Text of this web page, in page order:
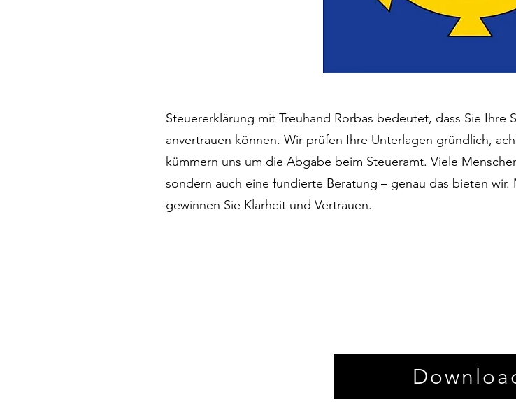
Steuererklärung mit Treuhand Rorbas bedeutet, dass Sie Ihre
anvertrauen können. Wir prüfen Ihre Unterlagen gründlich,
kümmern uns um die Abgabe beim Steueramt. Viele
sondern auch eine fundierte Beratung – genau das bieten
gewinnen Sie Klarheit und Vertrauen.